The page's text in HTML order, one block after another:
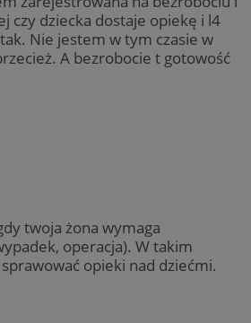
czy dziecka dostaje opiekę i l4
Nie jestem w tym czasie w
A bezrobocie t gotowość
twoja żona wymaga
operacja). W takim
opieki nad dziećmi.